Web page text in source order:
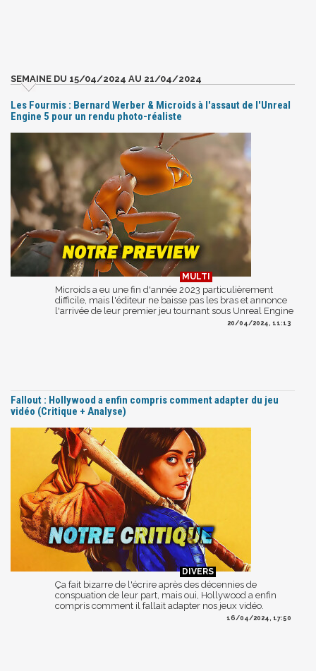
SEMAINE DU 15/04/2024 AU 21/04/2024
Les Fourmis : Bernard Werber & Microids à l'assaut de l'Unreal
Engine 5 pour un rendu photo-réaliste
Microids a eu une fin d'année 2023 particulièrement
difficile, mais l'éditeur ne baisse pas les bras et annonce
l'arrivée de leur premier jeu tournant sous Unreal Engine
20/04/2024, 11:13
Fallout : Hollywood a enfin compris comment adapter du jeu
vidéo (Critique + Analyse)
Ça fait bizarre de l'écrire après des décennies de
conspuation de leur part, mais oui, Hollywood a enfin
compris comment il fallait adapter nos jeux vidéo.
16/04/2024, 17:50